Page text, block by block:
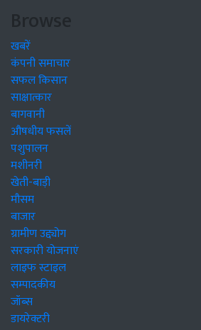
Browse
खबरें
कंपनी समाचार
सफल किसान
साक्षात्कार
बागवानी
औषधीय फसलें
पशुपालन
मशीनरी
खेती-बाड़ी
मौसम
बाजार
ग्रामीण उद्द्योग
सरकारी योजनाएं
लाइफ स्टाइल
सम्पादकीय
जॉब्स
डायरेक्टरी